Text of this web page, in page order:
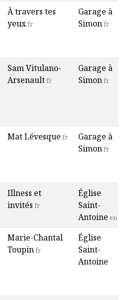
À travers tes
yeuxfr
Garage à
Simonfr
Sam Vitulano-
Arsenaultfr
Garage à
Simonfr
Mat Lévesque fr
Garage à
Simonfr
Illness et
invités fr
Église
Saint-
Antoine en
Marie-Chantal
Toupinfr
Église
Saint-
Antoine